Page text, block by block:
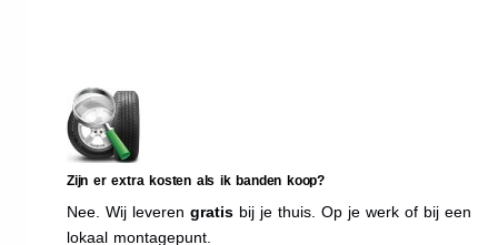
Zijn er extra kosten als ik banden koop?
Nee. Wij leveren gratis bij je thuis. Op je werk of bij een
lokaal montagepunt.